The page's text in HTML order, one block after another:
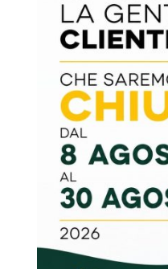
a
per Hotellerie a Torino
di tende e tendaggi
residence. Con sede
vostri ospiti, tutto